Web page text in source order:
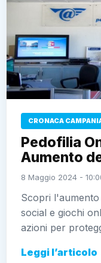
CRONACA
Pedofilia
Aumento
8 Maggio 2024 -
Scopri l'aumento
social e giochi
azioni per
Leggi l’articolo